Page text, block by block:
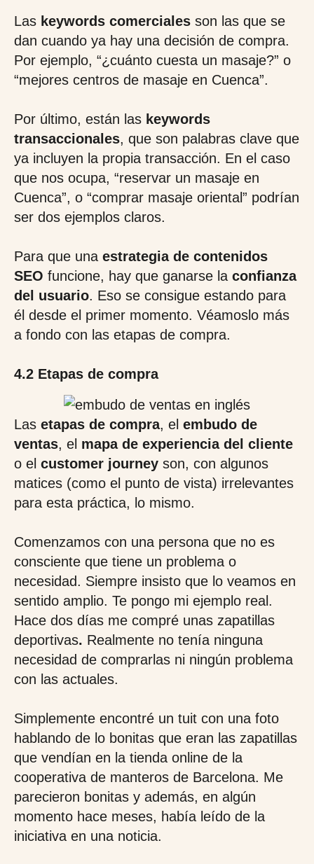
Las keywords comerciales son las que se
dan cuando ya hay una decisión de compra.
Por ejemplo, “¿cuánto cuesta un masaje?” o
“mejores centros de masaje en Cuenca”.
Por último, están las keywords
transaccionales, que son palabras clave que
ya incluyen la propia transacción. En el caso
que nos ocupa, “reservar un masaje en
Cuenca”, o “comprar masaje oriental” podrían
ser dos ejemplos claros.
Para que una estrategia de contenidos
SEO funcione, hay que ganarse la confianza
del usuario. Eso se consigue estando para
él desde el primer momento. Véamoslo más
a fondo con las etapas de compra.
4.2 Etapas de compra
Las etapas de compra, el embudo de
ventas, el mapa de experiencia del cliente
o el customer journey son, con algunos
matices (como el punto de vista) irrelevantes
para esta práctica, lo mismo.
Comenzamos con una persona que no es
consciente que tiene un problema o
necesidad. Siempre insisto que lo veamos en
sentido amplio. Te pongo mi ejemplo real.
Hace dos días me compré unas zapatillas
deportivas. Realmente no tenía ninguna
necesidad de comprarlas ni ningún problema
con las actuales.
Simplemente encontré un tuit con una foto
hablando de lo bonitas que eran las zapatillas
que vendían en la tienda online de la
cooperativa de manteros de Barcelona. Me
parecieron bonitas y además, en algún
momento hace meses, había leído de la
iniciativa en una noticia.